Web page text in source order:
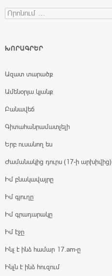
Search for:
ԽՈՐԱԳՐԵՐ
Ազատ տարածք
Ամենօրյա կյանք
Բանավեճ
Գիտահանրամատչելի
Երբ ուսանող ես
Ժամանակից դուրս (17-ի արխիվից)
Իմ բնակավայրը
Իմ գյուղը
Իմ գրադարակը
Իմ էջը
Ինչ է ինձ համար 17.am-ը
Ինչն է ինձ հուզում